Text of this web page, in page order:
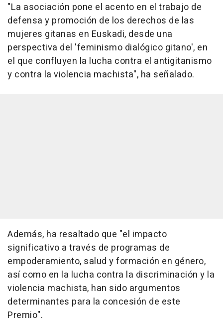
"La asociación pone el acento en el trabajo de
defensa y promoción de los derechos de las
mujeres gitanas en Euskadi, desde una
perspectiva del 'feminismo dialógico gitano', en
el que confluyen la lucha contra el antigitanismo
y contra la violencia machista", ha señalado.
Además, ha resaltado que "el impacto
significativo a través de programas de
empoderamiento, salud y formación en género,
así como en la lucha contra la discriminación y la
violencia machista, han sido argumentos
determinantes para la concesión de este
Premio".